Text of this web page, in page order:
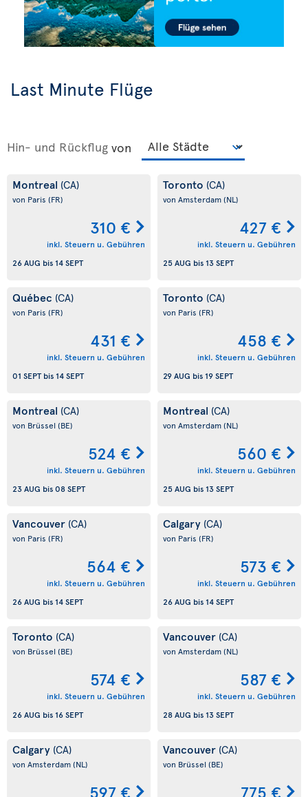
Last Minute Flüge
Hin- und Rückflug von
Montreal (CA)
von Paris (FR)
310 €
inkl. Steuern u. Gebühren
26 AUG bis 14 SEPT
Toronto (CA)
von Amsterdam(NL)
427 €
inkl. Steuern u. Gebühren
25 AUG bis 13 SEPT
Québec (CA)
von Paris (FR)
431 €
inkl. Steuern u. Gebühren
01 SEPTbis 14 SEPT
Toronto (CA)
von Paris (FR)
458 €
inkl. Steuern u. Gebühren
29 AUG bis 19 SEPT
Montreal (CA)
von Brüssel (BE)
524 €
inkl. Steuern u. Gebühren
23 AUG bis08 SEPT
Montreal (CA)
von Amsterdam(NL)
560 €
inkl. Steuern u. Gebühren
25 AUG bis 13 SEPT
Vancouver (CA)
von Paris (FR)
564 €
inkl. Steuern u. Gebühren
26 AUG bis 14 SEPT
Calgary (CA)
von Paris (FR)
573 €
inkl. Steuern u. Gebühren
26 AUG bis 14 SEPT
Toronto (CA)
von Brüssel (BE)
574 €
inkl. Steuern u. Gebühren
26 AUG bis 16 SEPT
Vancouver (CA)
von Amsterdam(NL)
587 €
inkl. Steuern u. Gebühren
28 AUG bis 13 SEPT
Calgary (CA)
von Amsterdam(NL)
597 €
Vancouver (CA)
von Brüssel (BE)
775 €